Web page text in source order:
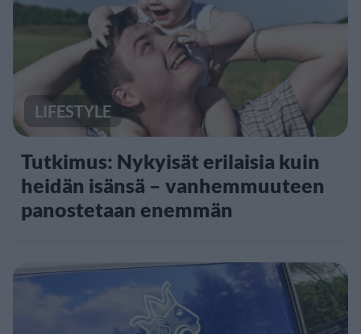
LIFESTYLE
Tutkimus: Nykyisät erilaisia kuin
heidän isänsä – vanhemmuuteen
panostetaan enemmän